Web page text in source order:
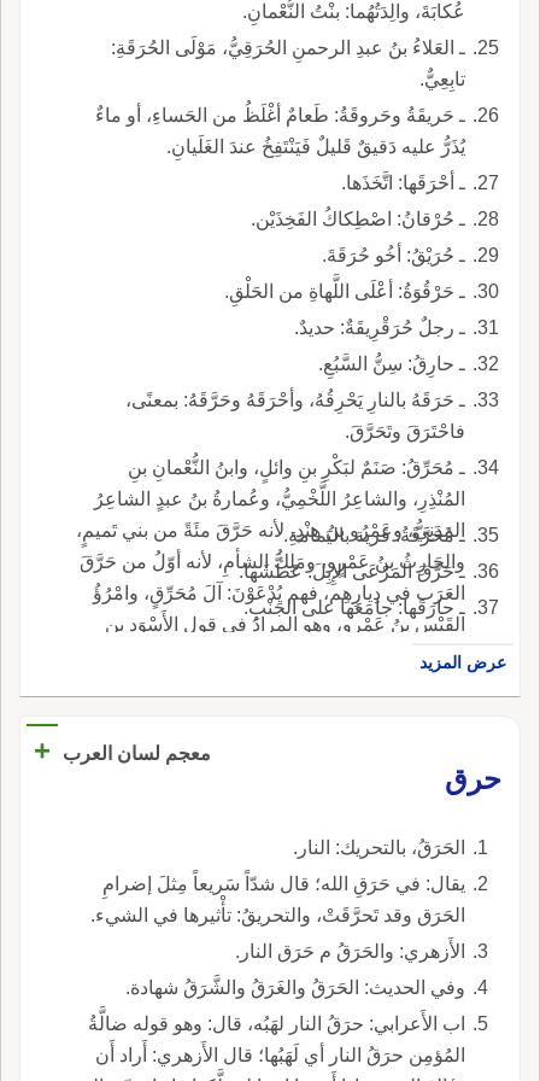
عُكابَةَ، والِدَتُهُما: بنْتُ النُّعْمانِ.
ـ العَلاءُ بنُ عبدِ الرحمنِ الحُرَقِيُّ، مَوْلَى الحُرَقَةِ:
تابِعِيٌّ.
ـ حَريقَةُ وحَروقَةُ: طَعامٌ أغْلَظُ من الحَساءِ، أو ماءٌ
يُذَرُّ عليه دَقيقٌ قَليلٌ فَيَنْتَفِخُ عندَ الغَلَيانِ.
ـ أحْرَقَها: اتَّخَذَها.
ـ حُرْقانُ: اصْطِكاكُ الفَخِذَيْن.
ـ حُرَيْقُ: أخُو حُرَقَةَ.
ـ حَرْقُوَةُ: أعْلَى اللَّهاةِ من الحَلْقِ.
ـ رجلٌ حُرَقْرِيقَةٌ: حديدٌ.
ـ حارِقُ: سِنُّ السَّبُعِ.
ـ حَرَقَهُ بالنارِ يَحْرِقُهُ، وأحْرَقَهُ وحَرَّقَهُ: بمعنًى،
فاحْتَرَقَ وتَحَرَّقَ.
ـ مُحَرِّقُ: صَنَمٌ لبَكْرِ بنِ وائلٍ، وابنُ النُّعْمانِ بنِ
المُنْذِرِ، والشاعِرُ اللَّخْمِيُّ، وعُمارةُ بنُ عبدٍ الشاعِرُ
المَدَنِيُّ، وعَمْرُو بنُ هِنْدٍ، لأنه حَرَّقَ مئَةً من بني تَميمٍ،
والحَارِثُ بنُ عَمْرٍو، ومَلِكُ الشأمِ، لأنه أوّلُ من حَرَّقَ
العَرَب في دِيارِهِم، فهم يُدْعَوْنَ: آلَ مُحَرِّقٍ، وامْرُؤُ
القَيْسِ بنُ عَمْرٍو، وهو المرادُ في قولِ الأَسْوَدِ بنِ
يَعْفُرَ: ماذا أُؤَمِّلُ بعدَ آلِ مُحَرِّقٍ **** تَرَكوا مَنازِلَهُمْ
ـ مُحَرَّقَةُ: قرية باليَمامةِ.
ـ حَرَّقَ المَرْعَى الإِبِلَ: عَطَّشَها.
ـ حارَقَها: جامَعَها على الجَنْبِ.
عرض المزيد
معجم لسان العرب
+
حرق
الحَرَقُ، بالتحريك: النار.
يقال: في حَرَقِ الله؛ قال شدّاً سَريعاً مِثلَ إضرامِ
الحَرَق وقد تَحرَّقَتْ، والتحريقُ: تأْثيرها في الشيء.
الأَزهري: والحَرَقُ م حَرَق النار.
وفي الحديث: الحَرَقُ والغَرَقُ والشَّرَقُ شهادة.
اب الأَعرابي: حرَقُ النار لهَبُه، قال: وهو قوله ضالَّةُ
المُؤمِن حرَقُ النار أي لَهَبُها؛ قال الأَزهري: أَراد أَن